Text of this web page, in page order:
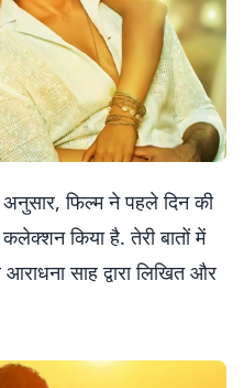
फिल्म ने पहले दिन की
किया है. तेरी बातों में
साह द्वारा लिखित और